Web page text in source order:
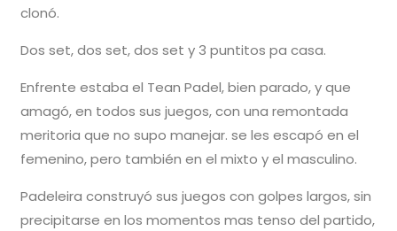
clonó.
Dos set, dos set, dos set y 3 puntitos pa casa.
Enfrente estaba el Tean Padel, bien parado, y que
amagó, en todos sus juegos, con una remontada
meritoria que no supo manejar. se les escapó en el
femenino, pero también en el mixto y el masculino.
Padeleira construyó sus juegos con golpes largos, sin
precipitarse en los momentos mas tenso del partido,